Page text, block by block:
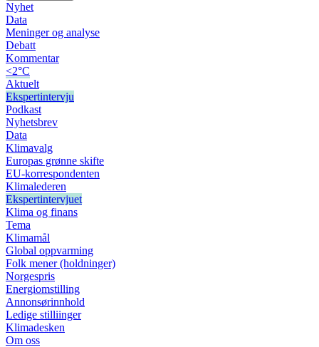
Nyhet
Data
Meninger og analyse
Debatt
Kommentar
<2°C
Aktuelt
Ekspertintervju
Podkast
Nyhetsbrev
Data
Klimavalg
Europas grønne skifte
EU-korrespondenten
Klimalederen
Ekspertintervjuet
Klima og finans
Tema
Klimamål
Global oppvarming
Folk mener (holdninger)
Norgespris
Energiomstilling
Annonsørinnhold
Ledige stilliinger
Klimadesken
Om oss